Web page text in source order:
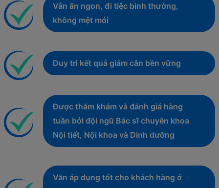
Vẫn ăn ngon, đi tiệc bình thường,
không mệt mỏi
Duy trì kết quả giảm cân bền vững
Được thăm khám và đánh giá hàng
tuần bởi đội ngũ Bác sĩ chuyên khoa
Nội tiết, Nội khoa và Dinh dưỡng
Vẫn áp dụng tốt cho khách hàng ở